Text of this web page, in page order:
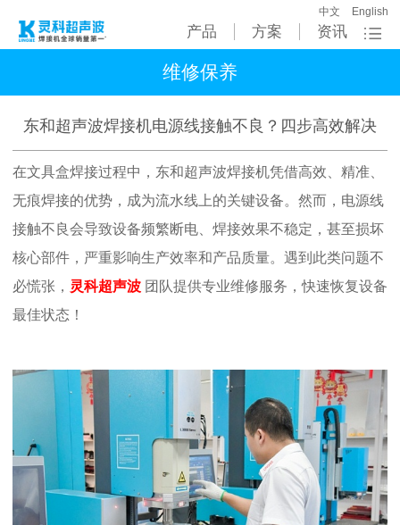
产品 方案 资讯
中文 English
维修保养
东和超声波焊接机电源线接触不良？四步高效解决
在文具盒焊接过程中，东和超声波焊接机凭借高效、精准、
无痕焊接的优势，成为流水线上的关键设备。然而，电源线
接触不良会导致设备频繁断电、焊接效果不稳定，甚至损坏
核心部件，严重影响生产效率和产品质量。遇到此类问题不
必慌张， 灵科超声波 团队提供专业维修服务，快速恢复设备
最佳状态！